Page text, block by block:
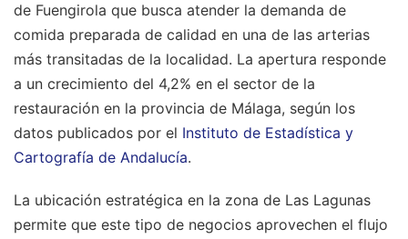
de Fuengirola que busca atender la demanda de
comida preparada de calidad en una de las arterias
más transitadas de la localidad. La apertura responde
a un crecimiento del 4,2% en el sector de la
restauración en la provincia de Málaga, según los
datos publicados por el Instituto de Estadística y
Cartografía de Andalucía.
La ubicación estratégica en la zona de Las Lagunas
permite que este tipo de negocios aprovechen el flujo